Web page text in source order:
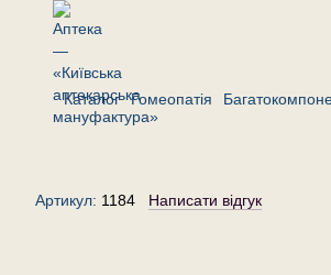
Каталог Гомеопатія
Комплекс «Риніт»—
Артикул: 1184 Написати відгук